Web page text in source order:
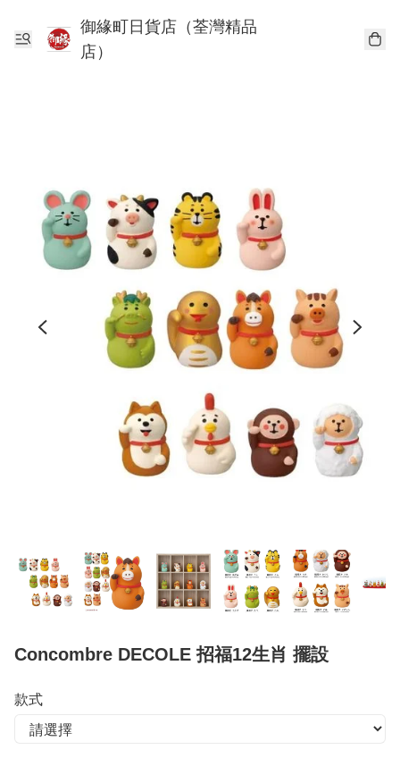
御緣町日貨店（荃灣精品
店）
Concombre DECOLE 招福12生肖 擺設
款式